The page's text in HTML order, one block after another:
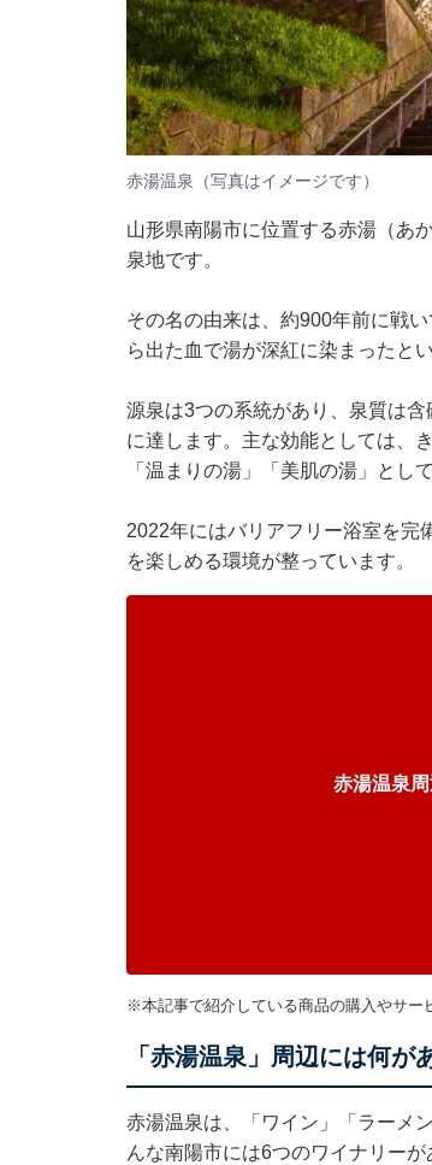
赤湯温泉（写真はイメージです）
山形県南陽市に位置する赤湯（あ
泉地です。
その名の由来は、約900年前に戦
ら出た血で湯が深紅に染まったと
源泉は3つの系統があり、泉質は
に達します。主な効能としては、
「温まりの湯」「美肌の湯」とし
2022年にはバリアフリー浴室を完
を楽しめる環境が整っています。
赤湯温泉
※本記事で紹介している商品の購入やサー
「赤湯温泉」周辺には何が
赤湯温泉は、「ワイン」「ラーメ
んな南陽市には6つのワイナリー